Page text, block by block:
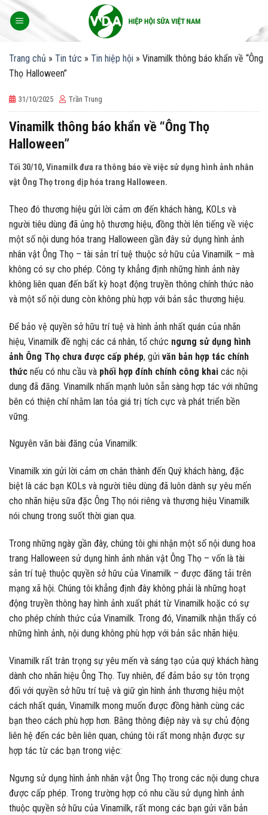
Trang chủ » Tin tức » Tin hiệp hội » Vinamilk thông báo khẩn về “Ông
Thọ Halloween”
31/10/2025 Trần Trung
Vinamilk thông báo khẩn về “Ông Thọ
Halloween”
Tối 30/10, Vinamilk đưa ra thông báo về việc sử dụng hình ảnh nhân
vật Ông Thọ trong dịp hóa trang Halloween.
Theo đó thương hiệu gửi lời cảm ơn đến khách hàng, KOLs và
người tiêu dùng đã ủng hộ thương hiệu, đồng thời lên tiếng về việc
một số nội dung hóa trang Halloween gần đây sử dụng hình ảnh
nhân vật Ông Thọ – tài sản trí tuệ thuộc sở hữu của Vinamilk – mà
không có sự cho phép. Công ty khẳng định những hình ảnh này
không liên quan đến bất kỳ hoạt động truyền thông chính thức nào
và một số nội dung còn không phù hợp với bản sắc thương hiệu.
Để bảo vệ quyền sở hữu trí tuệ và hình ảnh nhất quán của nhãn
hiệu, Vinamilk đề nghị các cá nhân, tổ chức ngưng sử dụng hình
ảnh Ông Thọ chưa được cấp phép, gửi văn bản hợp tác chính
thức nếu có nhu cầu và phối hợp đính chính công khai các nội
dung đã đăng. Vinamilk nhấn mạnh luôn sẵn sàng hợp tác với những
bên có thiện chí nhằm lan tỏa giá trị tích cực và phát triển bền
vững.
Nguyên văn bài đăng của Vinamilk:
Vinamilk xin gửi lời cảm ơn chân thành đến Quý khách hàng, đặc
biệt là các bạn KOLs và người tiêu dùng đã luôn dành sự yêu mến
cho nhãn hiệu sữa đặc Ông Thọ nói riêng và thương hiệu Vinamilk
nói chung trong suốt thời gian qua.
Trong những ngày gần đây, chúng tôi ghi nhận một số nội dung hoa
trang Halloween sử dụng hình ảnh nhân vật Ông Thọ – vốn là tài
sản trí tuệ thuộc quyền sở hữu của Vinamilk – được đăng tải trên
mạng xã hội. Chúng tôi khẳng định đây không phải là những hoạt
động truyền thông hay hình ảnh xuất phát từ Vinamilk hoặc có sự
cho phép chính thức của Vinamilk. Trong đó, Vinamilk nhận thấy có
những hình ảnh, nội dung không phù hợp với bản sắc nhãn hiệu.
Vinamilk rất trân trọng sự yêu mến và sáng tạo của quý khách hàng
dành cho nhãn hiệu Ông Thọ. Tuy nhiên, để đảm bảo sự tôn trọng
đối với quyền sở hữu trí tuệ và giữ gìn hình ảnh thương hiệu một
cách nhất quán, Vinamilk mong muốn được đồng hành cùng các
bạn theo cách phù hợp hơn. Bằng thông điệp này và sự chủ động
liên hệ đến các bên liên quan, chúng tôi rất mong nhận được sự
hợp tác từ các bạn trong việc:
Ngưng sử dụng hình ảnh nhân vật Ông Thọ trong các nội dung chưa
được cấp phép. Trong trường hợp có nhu cầu sử dụng hình ảnh
thuộc quyền sở hữu của Vinamilk, rất mong các bạn gửi văn bản